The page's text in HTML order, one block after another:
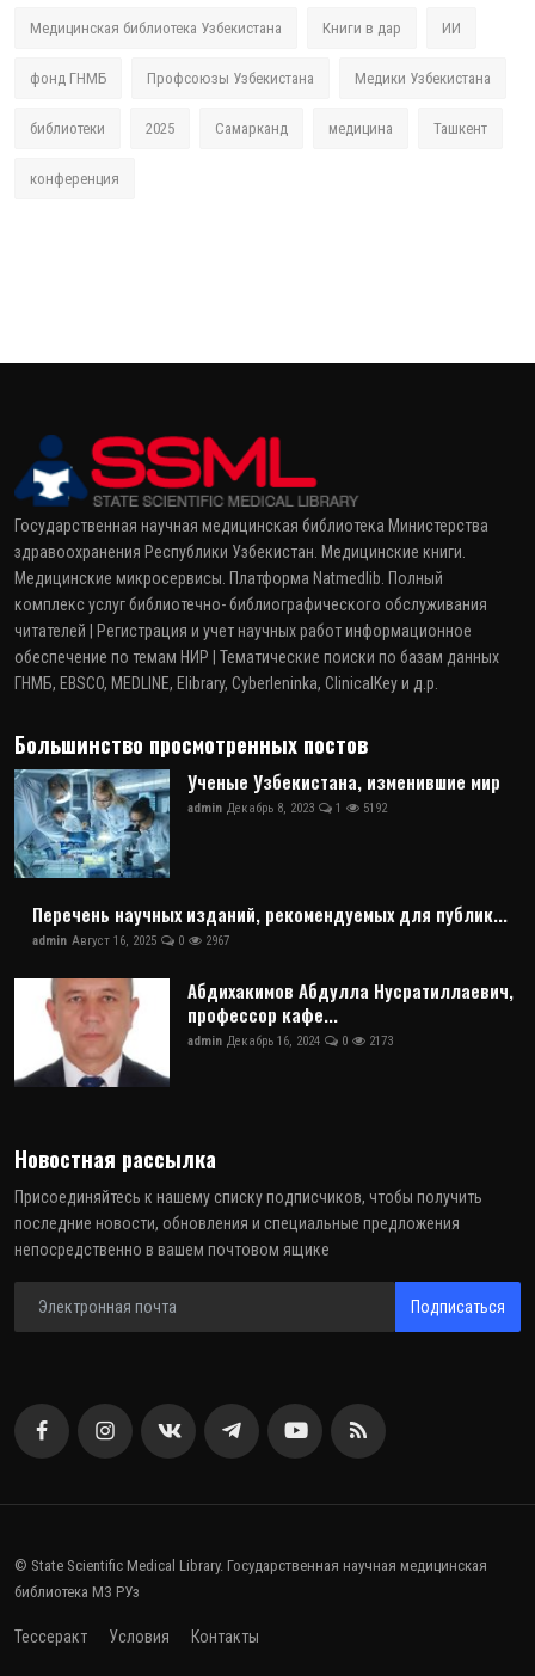
Медицинская библиотека Узбекистана Книги в дар ИИ
фонд ГНМБ Профсоюзы Узбекистана Медики Узбекистана
библиотеки 2025 Самарканд медицина Ташкент
конференция
Государственная научная медицинская библиотека Министерства
здравоохранения Республики Узбекистан. Медицинские книги.
Медицинские микросервисы. Платформа Natmedlib. Полный
комплекс услуг библиотечно- библиографического обслуживания
читателей | Регистрация и учет научных работ информационное
обеспечение по темам НИР | Тематические поиски по базам данных
ГНМБ, EBSCO, MEDLINE, Elibrary, Cyberleninka, ClinicalKey и д.р.
Большинство просмотренных постов
Ученые Узбекистана, изменившие мир
admin Декабрь 8, 2023 1 5192
Перечень научных изданий, рекомендуемых для публик...
admin Август 16, 2025 0 2967
Абдихакимов Абдулла Нусратиллаевич,
профессор кафе...
admin Декабрь 16, 2024 0 2173
Новостная рассылка
Присоединяйтесь к нашему списку подписчиков, чтобы получить
последние новости, обновления и специальные предложения
непосредственно в вашем почтовом ящике
Подписаться
© State Scientific Medical Library. Государственная научная медицинская
библиотека МЗ РУз
Тессеракт Условия Контакты